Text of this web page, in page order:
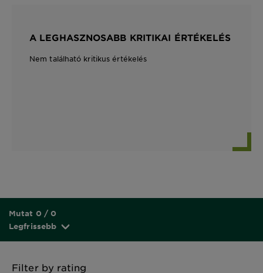
A LEGHASZNOSABB KRITIKAI ÉRTÉKELÉS
Nem található kritikus értékelés
Mutat 0 / 0
Legfrissebb
Filter by rating